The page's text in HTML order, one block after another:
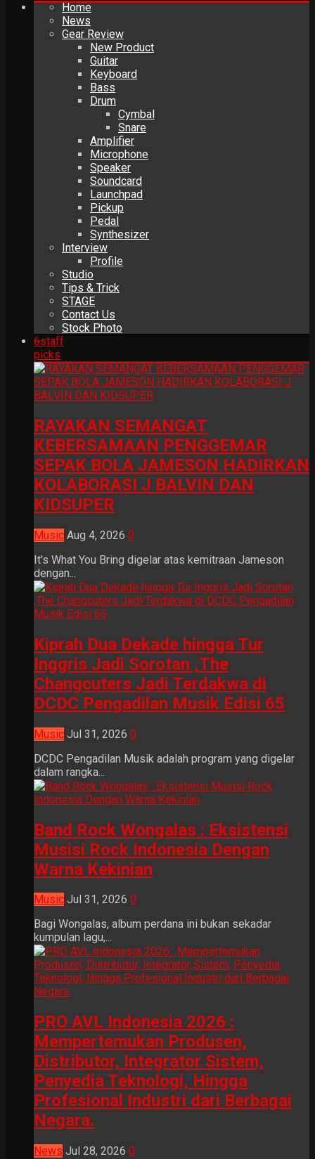
Home
News
Gear Review
New Product
Guitar
Keyboard
Bass
Drum
Cymbal
Snare
Amplifier
Microphone
Speaker
Soundcard
Launchpad
Pickup
Pedal
Synthesizer
Interview
Profile
Studio
Tips & Trick
STAGE
Contact Us
Stock Photo
6staff
picks
RAYAKAN SEMANGAT
KEBERSAMAAN PENGGEMAR
SEPAK BOLA JAMESON HADIRKAN
KOLABORASI J BALVIN DAN
KIDSUPER
Music Aug 4, 2026 0
It's What You Bring digelar atas kemitraan Jameson
dengan...
Kiprah Dua Dekade hingga Tur
Inggris Jadi Sorotan ,The
Changcuters Jadi Terdakwa di
DCDC Pengadilan Musik Edisi 65
Music Jul 31, 2026 0
DCDC Pengadilan Musik adalah program yang digelar
dalam rangka...
Band Rock Wongalas : Eksistensi
Musisi Rock Indonesia Dengan
Warna Kekinian
Music Jul 31, 2026 0
Bagi Wongalas, album perdana ini bukan sekadar
kumpulan lagu,...
PRO AVL Indonesia 2026 :
Mempertemukan Produsen,
Distributor, Integrator Sistem,
Penyedia Teknologi, Hingga
Profesional Industri dari Berbagai
Negara.
News Jul 28, 2026 0